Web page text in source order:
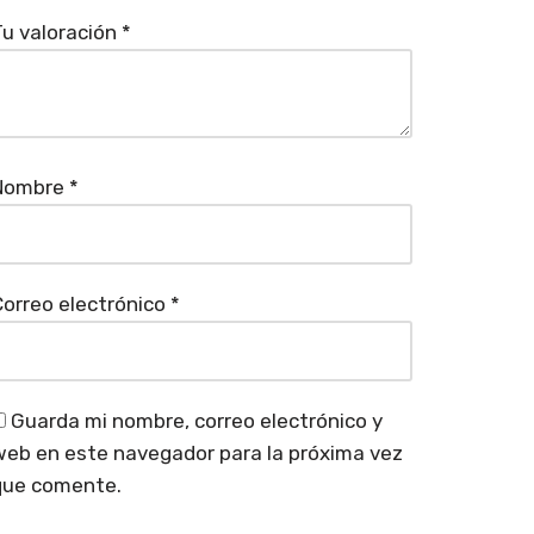
valoración *
*
electrónico *
Guarda mi nombre, correo electrónico y
en este navegador para la próxima vez
comente.